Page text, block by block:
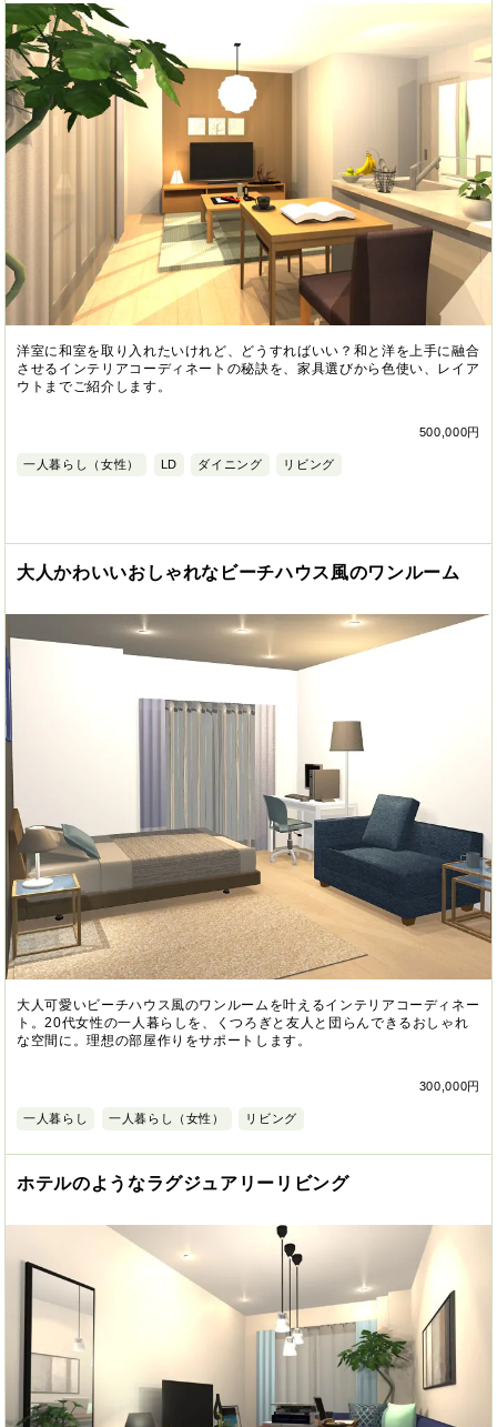
洋室に和室を取り入れたいけれど、どうすればいい？和と洋を上手に融合
させるインテリアコーディネートの秘訣を、家具選びから色使い、レイア
ウトまでご紹介します。
500,000円
一人暮らし（女性） LD ダイニング リビング
大人かわいいおしゃれなビーチハウス風のワンルーム
大人可愛いビーチハウス風のワンルームを叶えるインテリアコーディネー
ト。20代女性の一人暮らしを、くつろぎと友人と団らんできるおしゃれ
な空間に。理想の部屋作りをサポートします。
300,000円
一人暮らし 一人暮らし（女性） リビング
ホテルのようなラグジュアリーリビング